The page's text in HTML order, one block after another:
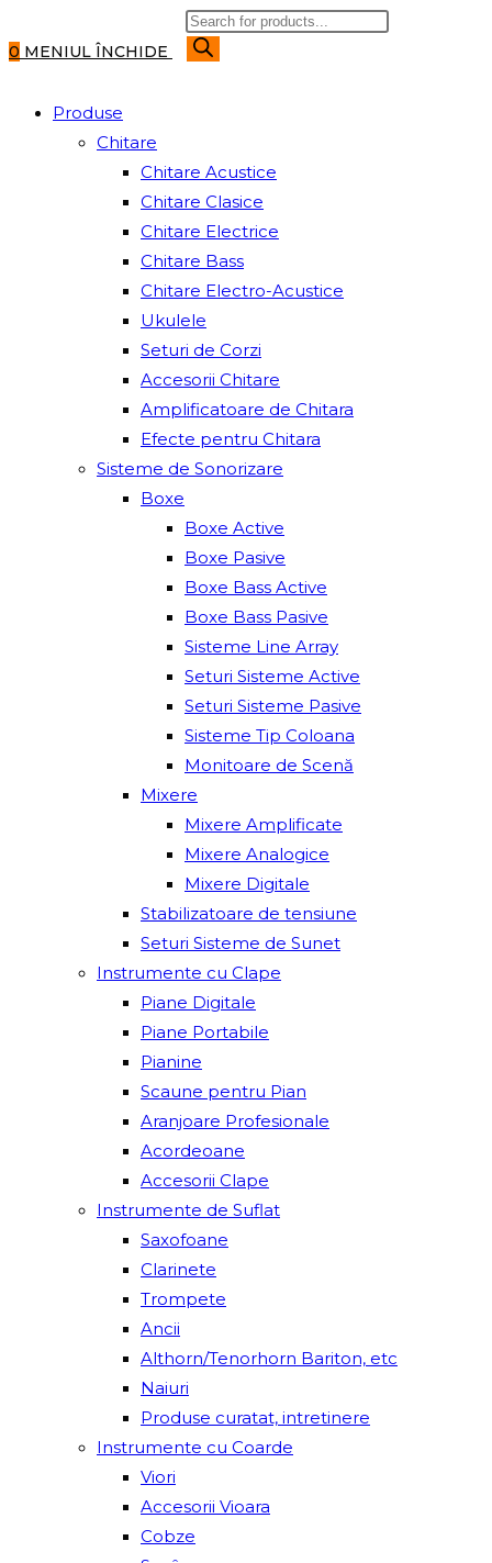
0 MENIUL ÎNCHIDE
Products
search
Produse
Chitare
Chitare Acustice
Chitare Clasice
Chitare Electrice
Chitare Bass
Chitare Electro-Acustice
Ukulele
Seturi de Corzi
Accesorii Chitare
Amplificatoare de Chitara
Efecte pentru Chitara
Sisteme de Sonorizare
Boxe
Boxe Active
Boxe Pasive
Boxe Bass Active
Boxe Bass Pasive
Sisteme Line Array
Seturi Sisteme Active
Seturi Sisteme Pasive
Sisteme Tip Coloana
Monitoare de Scenă
Mixere
Mixere Amplificate
Mixere Analogice
Mixere Digitale
Stabilizatoare de tensiune
Seturi Sisteme de Sunet
Instrumente cu Clape
Piane Digitale
Piane Portabile
Pianine
Scaune pentru Pian
Aranjoare Profesionale
Acordeoane
Accesorii Clape
Instrumente de Suflat
Saxofoane
Clarinete
Trompete
Ancii
Althorn/Tenorhorn Bariton, etc
Naiuri
Produse curatat, intretinere
Instrumente cu Coarde
Viori
Accesorii Vioara
Cobze